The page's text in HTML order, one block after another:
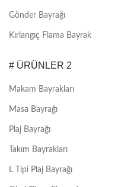
Gönder Bayrağı
Kırlangıç Flama Bayrak
# ÜRÜNLER 2
Makam Bayrakları
Masa Bayrağı
Plaj Bayrağı
Takım Bayrakları
L Tipi Plaj Bayrağı